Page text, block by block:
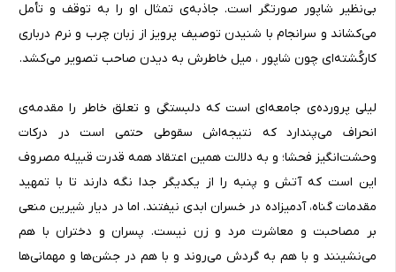
بی‌نظیر شاپور صورتگر است. جاذبه‌ی تمثال او را به توقف و تأمل
می‌کشاند و سرانجام با شنیدن توصیف پرویز از زبان چرب و نرم درباری
کارکُشته‌ای چون شاپور ، میل خاطرش به دیدن صاحب تصویر می‌کشد.
لیلی پرورده‌ی جامعه‌ای است که دلبستگی و تعلق خاطر را مقدمه‌ی
انحراف می‌پندارد که نتیجه‌‌اش سقوطی حتمی است در درکات
وحشت‌انگیز فحشا؛ و به دلالت همین اعتقاد همه قدرت قبیله مصروف
این است که آتش و پنبه را از یکدیگر جدا نگه دارند تا با تمهید
مقدمات گناه، آدمیزاده در خسران ابدی نیفتند. اما در دیار شیرین منعی
بر مصاحبت و معاشرت مرد و زن نیست. پسران و دختران با هم
می‌نشینند و با هم به گردش می‌روند و با هم در جشن‌ها و مهمانی‌ها